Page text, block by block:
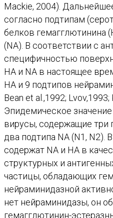
Mackie, 2004).
согласно подтипам
белков гемагглютинина
(NA). В соответствии с
специфичностью
HA и NA в настоящее
HA и 9 подтипов
Bean et al.,1992; Lvov,1993;
Эпидемическое
вирусы, содержащие три
два подтипа NA (N1, N2).
содержат NA и НА в
структурных и
частицы, обладающих
нейраминидазной
нет нейраминидазы, он
гемагглютинин-